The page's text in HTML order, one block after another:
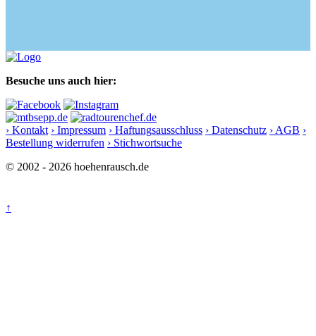
Besuche uns auch hier:
› Kontakt › Impressum › Haftungsausschluss › Datenschutz › AGB ›
Bestellung widerrufen › Stichwortsuche
© 2002 - 2026 hoehenrausch.de
↑